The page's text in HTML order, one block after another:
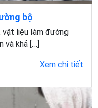
bộ
vật liệu làm đường
và khả […]
Xem chi tiết